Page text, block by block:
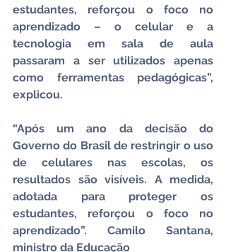
estudantes, reforçou o foco no
aprendizado – o celular e a
tecnologia em sala de aula
passaram a ser utilizados apenas
como ferramentas pedagógicas”,
explicou.
“Após um ano da decisão do
Governo do Brasil de restringir o uso
de celulares nas escolas, os
resultados são visíveis. A medida,
adotada para proteger os
estudantes, reforçou o foco no
aprendizado”. Camilo Santana,
ministro da Educação